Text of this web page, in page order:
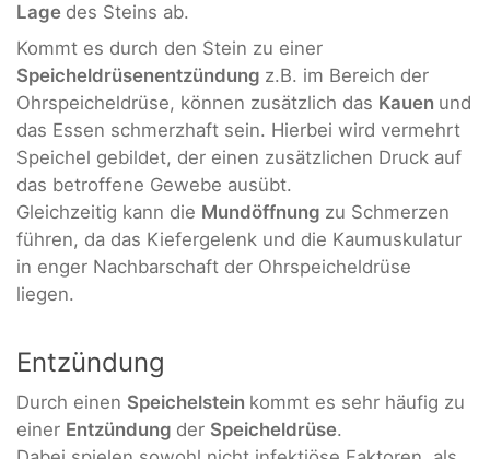
Lage des Steins ab.
Kommt es durch den Stein zu einer
Speicheldrüsenentzündung z.B. im Bereich der
Ohrspeicheldrüse, können zusätzlich das Kauen und
das Essen schmerzhaft sein. Hierbei wird vermehrt
Speichel gebildet, der einen zusätzlichen Druck auf
das betroffene Gewebe ausübt.
Gleichzeitig kann die Mundöffnung zu Schmerzen
führen, da das Kiefergelenk und die Kaumuskulatur
in enger Nachbarschaft der Ohrspeicheldrüse
liegen.
Entzündung
Durch einen Speichelstein kommt es sehr häufig zu
einer Entzündung der Speicheldrüse.